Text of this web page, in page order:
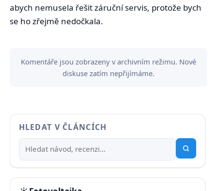
abych nemusela řešit záruční servis, protože bych
se ho zřejmě nedočkala.
Komentáře jsou zobrazeny v archivním režimu. Nové
diskuse zatím nepřijímáme.
HLEDAT V ČLÁNCÍCH